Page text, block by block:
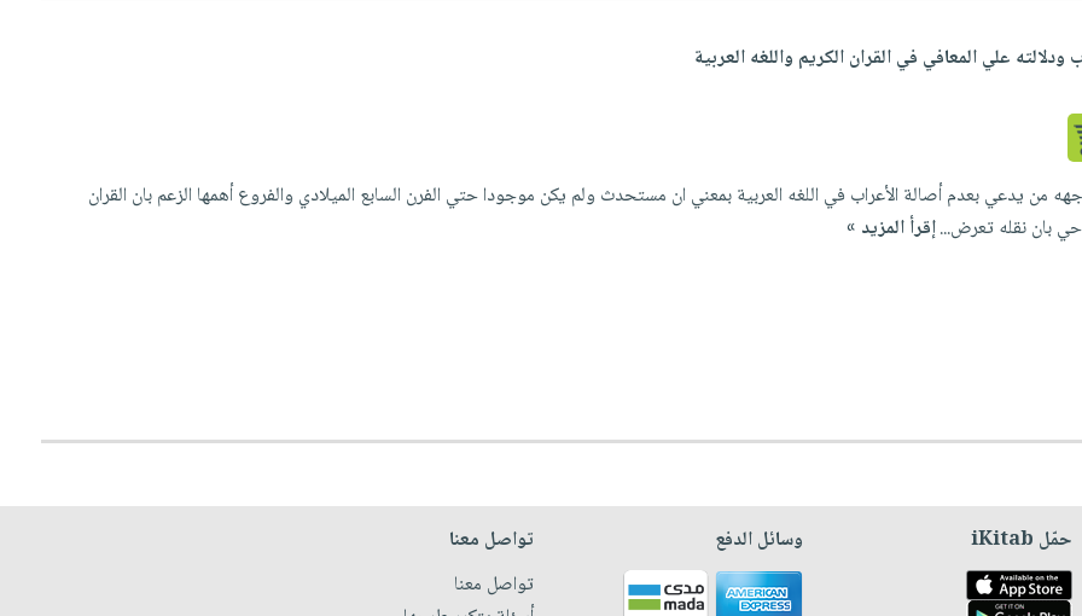
ودلالته علي المعافي في القران الكريم واللغه العربية
من يدعي بعدم أصالة الأعراب في اللغه العربية بمعني ان مستحدث ولم يكن موجودا حتي الفرن السابع الميلادي والفروع أهمها الزعم بان القران
بان نقله تعرض...إقرأ المزيد »
حمّل iKitab وسائل الدفع
تواصل معنا
تواصل معنا